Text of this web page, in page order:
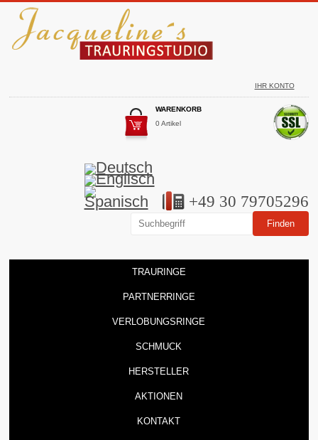
IHR KONTO
WARENKORB
0 Artikel
+49 30 79705296
TRAURINGE
PARTNERRINGE
VERLOBUNGSRINGE
SCHMUCK
HERSTELLER
AKTIONEN
KONTAKT